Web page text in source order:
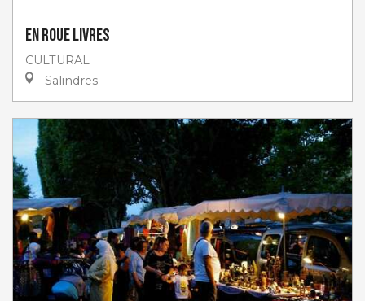
En roue livres
CULTURAL
Salindres